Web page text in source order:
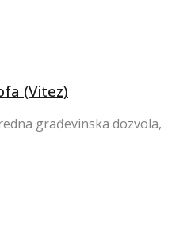
(Vitez)
građevinska dozvola,